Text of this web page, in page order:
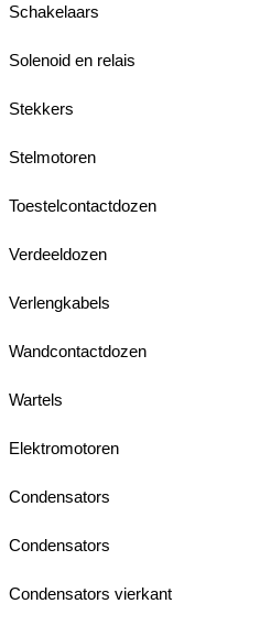
Schakelaars
Solenoid en relais
Stekkers
Stelmotoren
Toestelcontactdozen
Verdeeldozen
Verlengkabels
Wandcontactdozen
Wartels
Elektromotoren
Condensators
Condensators
Condensators vierkant